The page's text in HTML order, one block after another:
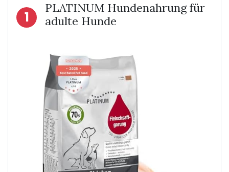
1
PLATINUM Hundenahrung für
adulte Hunde